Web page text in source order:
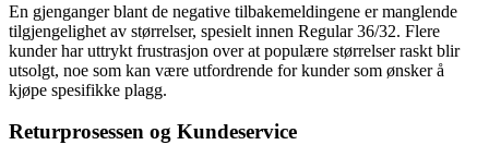
En gjenganger blant de negative tilbakemeldingene er manglende
tilgjengelighet av størrelser, spesielt innen Regular 36/32. Flere
kunder har uttrykt frustrasjon over at populære størrelser raskt blir
utsolgt, noe som kan være utfordrende for kunder som ønsker å
kjøpe spesifikke plagg.
Returprosessen og Kundeservice